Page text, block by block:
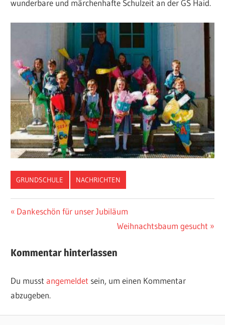
wunderbare und märchenhafte Schulzeit an der GS Haid.
GRUNDSCHULE NACHRICHTEN
Beitragsnavigation
Vorheriger
Dankeschön für unser Jubiläum
Nächster
Weihnachtsbaum gesucht
Kommentar hinterlassen
Du musstangemeldet sein, um einen Kommentar
abzugeben.